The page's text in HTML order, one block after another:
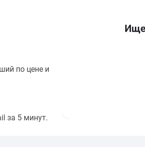
по цене и
за 5 минут.